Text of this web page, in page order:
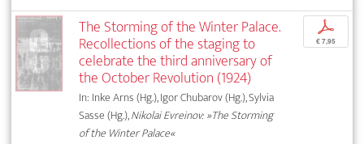
The Storming of the Winter Palace.
Recollections of the staging to
celebrate the third anniversary of
the October Revolution (1924)
In: Inke Arns (Hg.), Igor Chubarov (Hg.), Sylvia
Sasse (Hg.),Nikolai Evreinov: »The Storming
of the Winter Palace«
p
€ 7,95